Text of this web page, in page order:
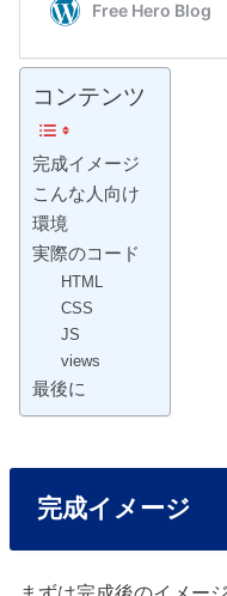
コンテンツ
完成イメージ
こんな人向け
環境
実際のコード
HTML
CSS
JS
views
最後に
完成イメージ